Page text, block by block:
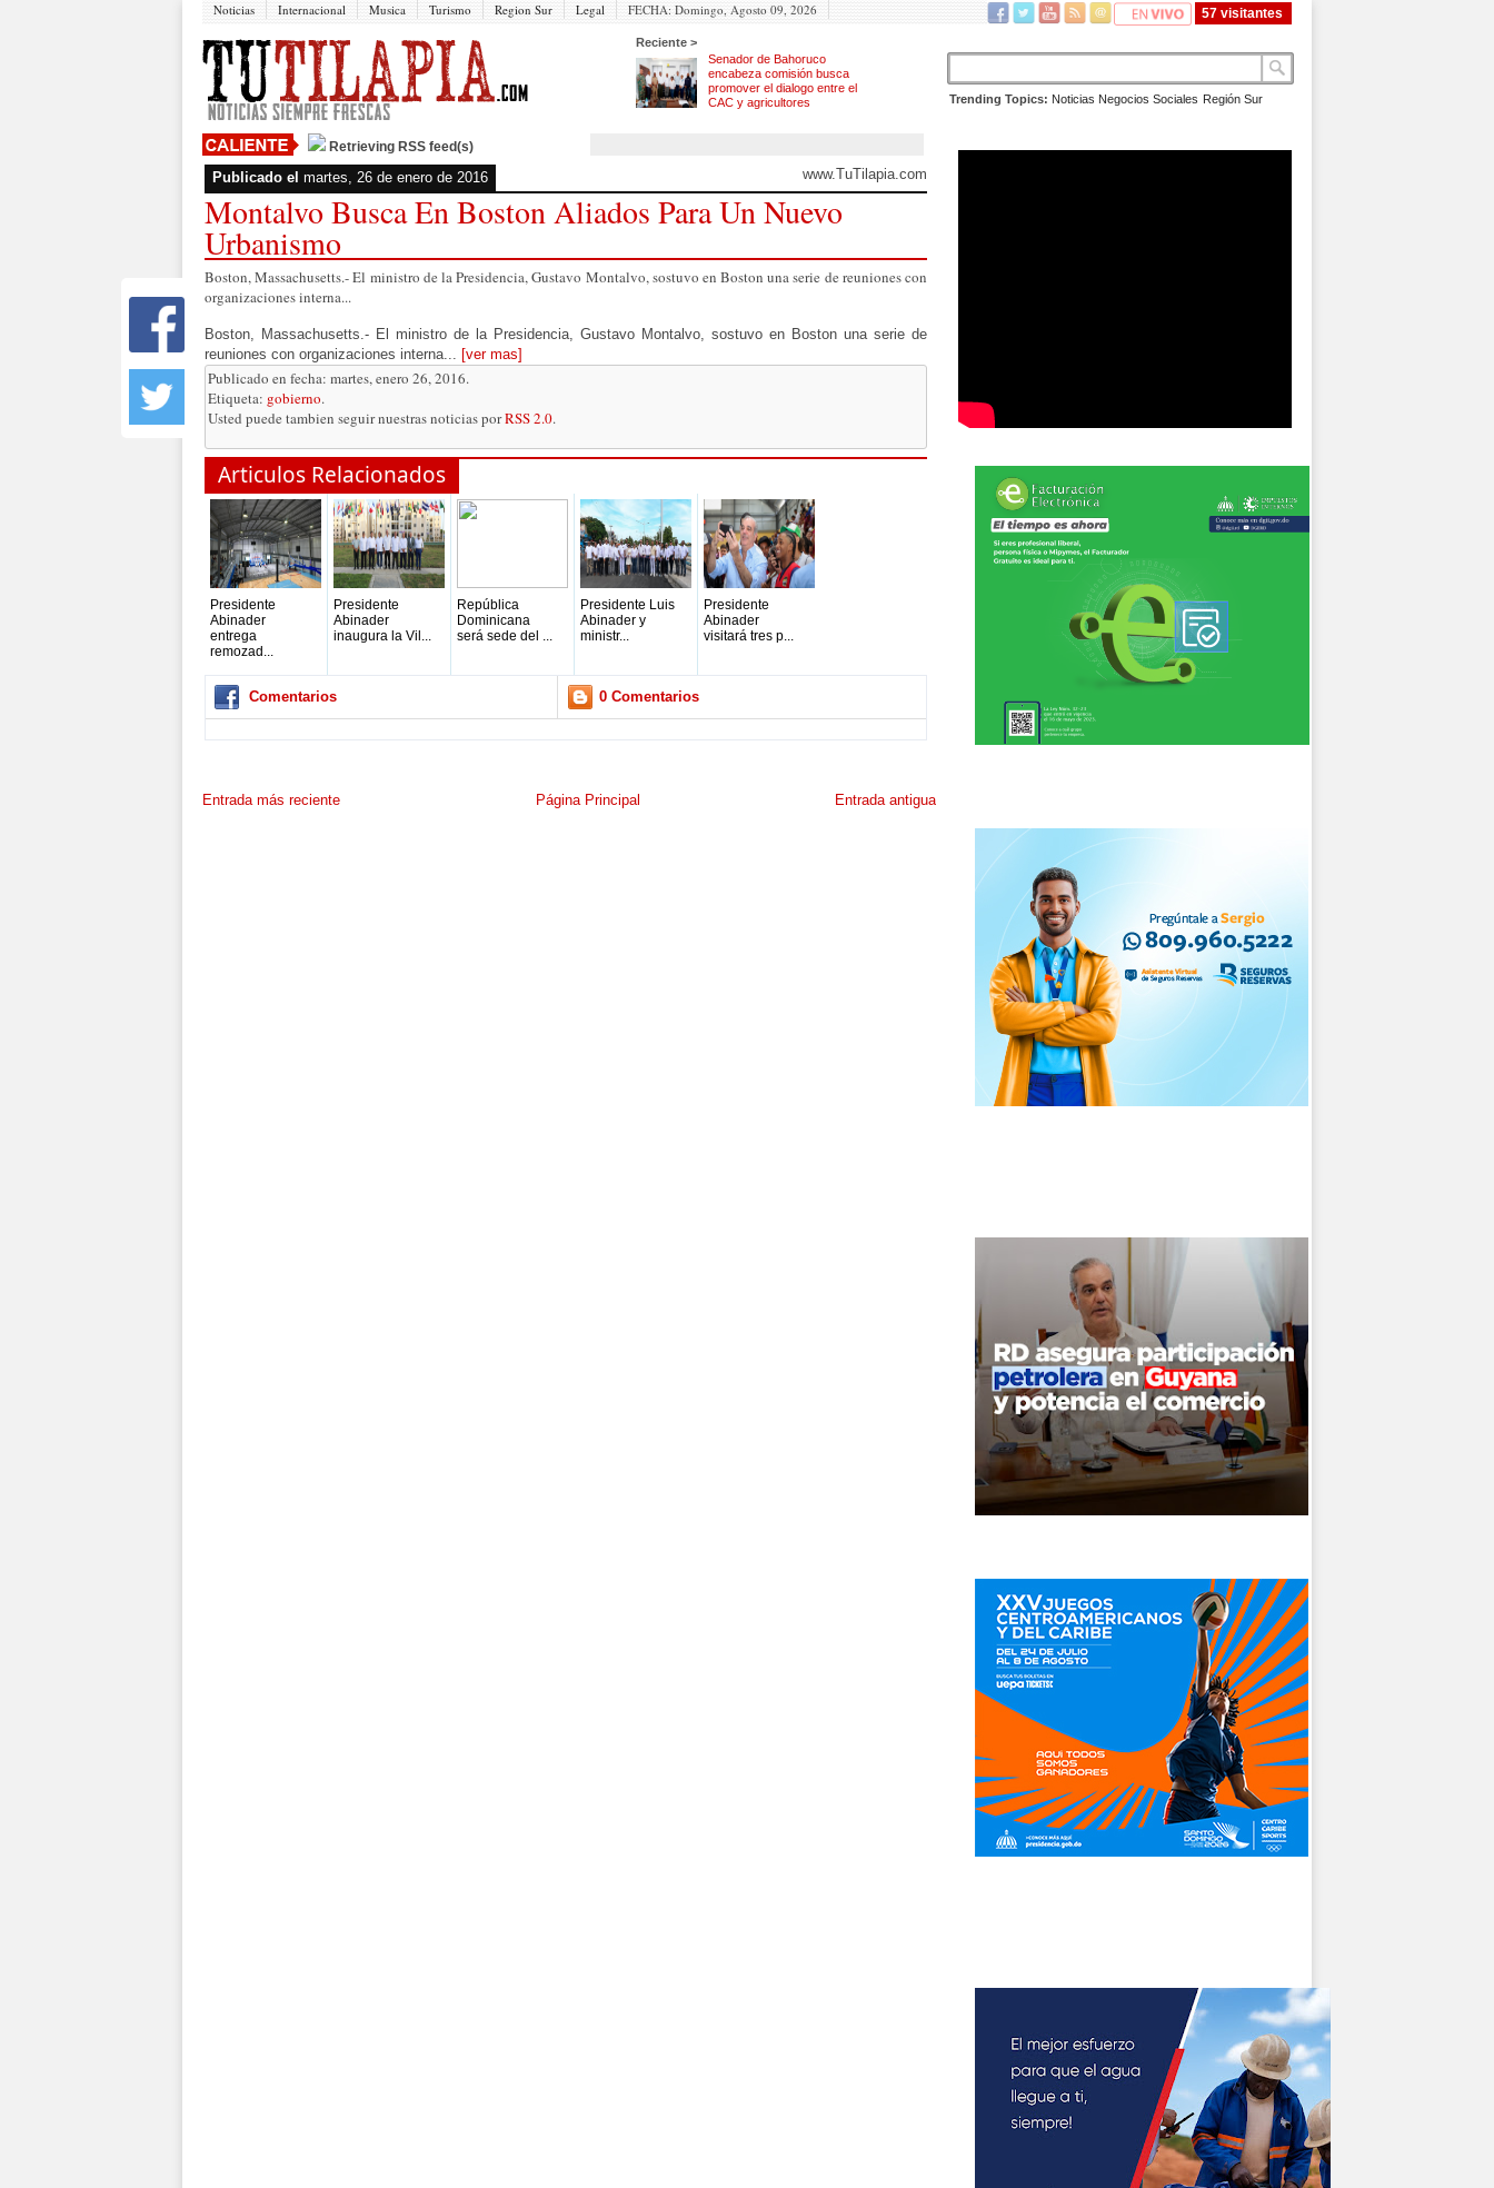
Noticias Internacional Musica Turismo Region Sur Legal FECHA: Domingo, Agosto 09, 2026 57 visitantes
Reciente >
Senador de Bahoruco
encabeza comisión busca
promover el dialogo entre el
CAC y agricultores
Trending Topics: Noticias Negocios Sociales Región Sur
Retrieving RSS feed(s)
Publicado el martes, 26 de enero de 2016 www.TuTilapia.com
Montalvo Busca En Boston Aliados Para Un Nuevo
Urbanismo
Boston, Massachusetts.- El ministro de la Presidencia, Gustavo Montalvo, sostuvo en Boston una serie de reuniones con
organizaciones interna...
Boston, Massachusetts.- El ministro de la Presidencia, Gustavo Montalvo, sostuvo en Boston una serie de
reuniones con organizaciones interna... [ver mas]
Publicado en fecha: martes, enero 26, 2016.
Etiqueta: gobierno.
Usted puede tambien seguir nuestras noticias porRSS 2.0.
Articulos Relacionados
Presidente
Abinader
entrega
remozad...
Presidente
Abinader
inaugura la Vil...
República
Dominicana
será sede del ...
Presidente Luis
Abinader y
ministr...
Presidente
Abinader
visitará tres p...
Comentarios 0 Comentarios
Entrada más reciente Entrada antigua
Página Principal